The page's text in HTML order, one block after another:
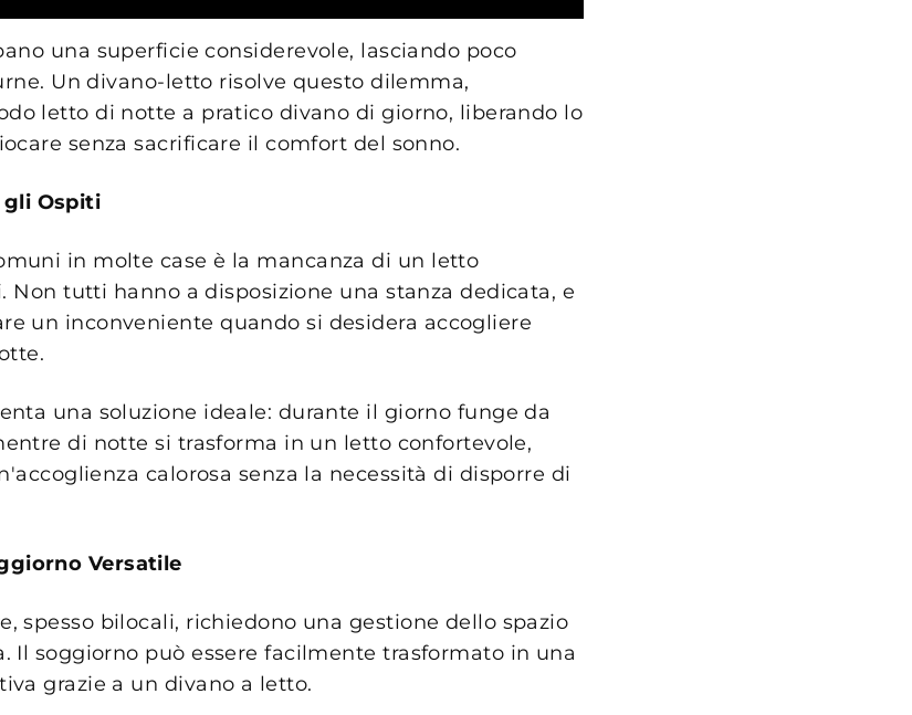
una superficie considerevole, lasciando poco
Un divano-letto risolve questo dilemma,
letto di notte a pratico divano di giorno, liberando lo
senza sacrificare il comfort del sonno.
gli Ospiti
in molte case è la mancanza di un letto
Non tutti hanno a disposizione una stanza dedicata, e
un inconveniente quando si desidera accogliere
una soluzione ideale: durante il giorno funge da
di notte si trasforma in un letto confortevole,
calorosa senza la necessità di disporre di
Versatile
spesso bilocali, richiedono una gestione dello spazio
Il soggiorno può essere facilmente trasformato in una
grazie a un divano a letto.